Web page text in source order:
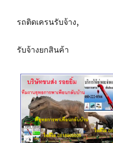
รถติดเครนรับจ้าง,
รับจ้างยกสินค้า